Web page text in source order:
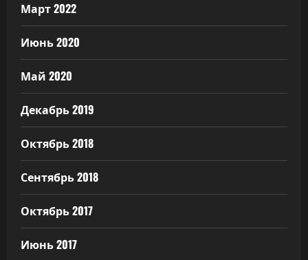
Март 2022
Июнь 2020
Май 2020
Декабрь 2019
Октябрь 2018
Сентябрь 2018
Октябрь 2017
Июнь 2017